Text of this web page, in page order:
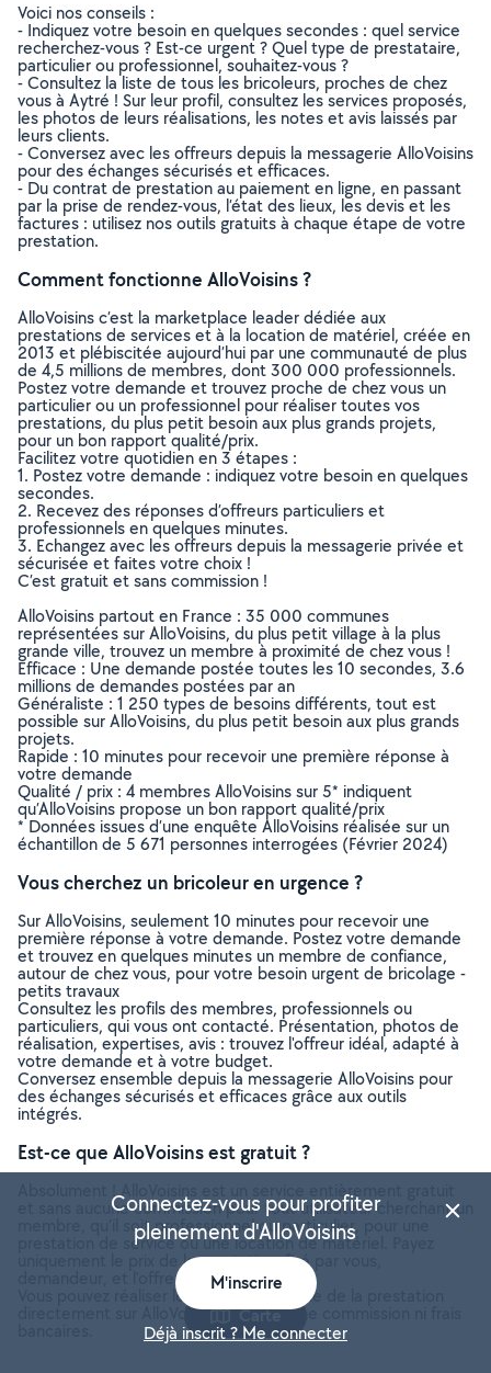
Voici nos conseils :
- Indiquez votre besoin en quelques secondes : quel service
recherchez-vous ? Est-ce urgent ? Quel type de prestataire,
particulier ou professionnel, souhaitez-vous ?
- Consultez la liste de tous les bricoleurs, proches de chez
vous à Aytré ! Sur leur profil, consultez les services proposés,
les photos de leurs réalisations, les notes et avis laissés par
leurs clients.
- Conversez avec les offreurs depuis la messagerie AlloVoisins
pour des échanges sécurisés et efficaces.
- Du contrat de prestation au paiement en ligne, en passant
par la prise de rendez-vous, l’état des lieux, les devis et les
factures : utilisez nos outils gratuits à chaque étape de votre
prestation.
Comment fonctionne AlloVoisins ?
AlloVoisins c’est la marketplace leader dédiée aux
prestations de services et à la location de matériel, créée en
2013 et plébiscitée aujourd’hui par une communauté de plus
de 4,5 millions de membres, dont 300 000 professionnels.
Postez votre demande et trouvez proche de chez vous un
particulier ou un professionnel pour réaliser toutes vos
prestations, du plus petit besoin aux plus grands projets,
pour un bon rapport qualité/prix.
Facilitez votre quotidien en 3 étapes :
1. Postez votre demande : indiquez votre besoin en quelques
secondes.
2. Recevez des réponses d’offreurs particuliers et
professionnels en quelques minutes.
3. Echangez avec les offreurs depuis la messagerie privée et
sécurisée et faites votre choix !
C’est gratuit et sans commission !
AlloVoisins partout en France : 35 000 communes
représentées sur AlloVoisins, du plus petit village à la plus
grande ville, trouvez un membre à proximité de chez vous !
Efficace : Une demande postée toutes les 10 secondes, 3.6
millions de demandes postées par an
Généraliste : 1 250 types de besoins différents, tout est
possible sur AlloVoisins, du plus petit besoin aux plus grands
projets.
Rapide : 10 minutes pour recevoir une première réponse à
votre demande
Qualité / prix : 4 membres AlloVoisins sur 5* indiquent
qu’AlloVoisins propose un bon rapport qualité/prix
* Données issues d’une enquête AlloVoisins réalisée sur un
échantillon de 5 671 personnes interrogées (Février 2024)
Vous cherchez un bricoleur en urgence ?
Sur AlloVoisins, seulement 10 minutes pour recevoir une
première réponse à votre demande. Postez votre demande
et trouvez en quelques minutes un membre de confiance,
autour de chez vous, pour votre besoin urgent de bricolage -
petits travaux
Consultez les profils des membres, professionnels ou
particuliers, qui vous ont contacté. Présentation, photos de
réalisation, expertises, avis : trouvez l'offreur idéal, adapté à
votre demande et à votre budget.
Conversez ensemble depuis la messagerie AlloVoisins pour
des échanges sécurisés et efficaces grâce aux outils
intégrés.
Est-ce que AlloVoisins est gratuit ?
Absolument ! AlloVoisins est un service entièrement gratuit
et sans aucune commission pour tout utilisateur cherchant un
membre, qu’il soit professionnel ou particulier, pour une
prestation de service ou une location de matériel. Payez
uniquement le prix de la prestation, fixé par vous,
demandeur, et l’offreur.
Vous pouvez réaliser le paiement en ligne de la prestation
directement sur AlloVoisins, sans aucune commission ni frais
Carte
Connectez-vous pour profiter
pleinement d'AlloVoisins
M'inscrire
Déjà inscrit ? Me connecter